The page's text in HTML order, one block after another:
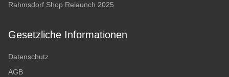
Rahmsdorf Shop Relaunch 2025
Gesetzliche Informationen
Datenschutz
AGB